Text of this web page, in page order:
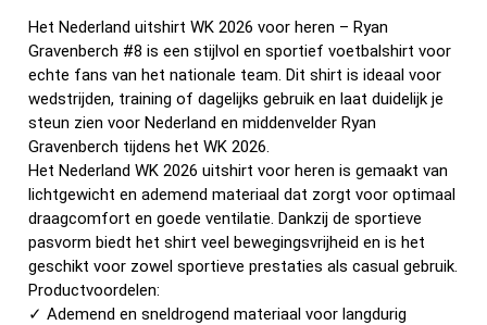
Het Nederland uitshirt WK 2026 voor heren – Ryan
Gravenberch #8 is een stijlvol en sportief voetbalshirt voor
echte fans van het nationale team. Dit shirt is ideaal voor
wedstrijden, training of dagelijks gebruik en laat duidelijk je
steun zien voor Nederland en middenvelder Ryan
Gravenberch tijdens het WK 2026.
Het Nederland WK 2026 uitshirt voor heren is gemaakt van
lichtgewicht en ademend materiaal dat zorgt voor optimaal
draagcomfort en goede ventilatie. Dankzij de sportieve
pasvorm biedt het shirt veel bewegingsvrijheid en is het
geschikt voor zowel sportieve prestaties als casual gebruik.
Productvoordelen:
✓ Ademend en sneldrogend materiaal voor langdurig